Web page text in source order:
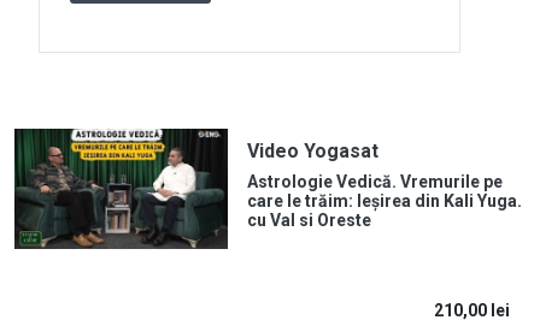
Video Yogasat
Astrologie Vedică. Vremurile pe
care le trăim: Ieșirea din Kali Yuga.
cu Val si Oreste
210,00 lei